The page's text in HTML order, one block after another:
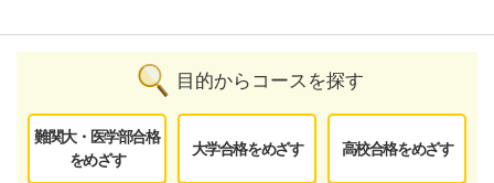
目的からコースを探す
難関大・医学部合格
をめざす
大学合格をめざす 高校合格をめざす